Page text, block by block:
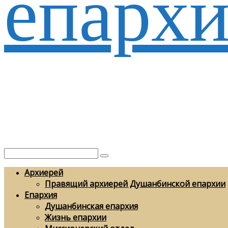
Архиерей
Правящий архиерей Душанбинской епархии
Епархия
Душанбинская епархия
Жизнь епархии